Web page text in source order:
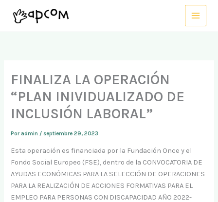
FINALIZA LA OPERACIÓN
“PLAN INIVIDUALIZADO DE
INCLUSIÓN LABORAL”
Poradmin /septiembre 29, 2023
Esta operación es financiada por la Fundación Once y el
Fondo Social Europeo (FSE), dentro de la CONVOCATORIA DE
AYUDAS ECONÓMICAS PARA LA SELECCIÓN DE OPERACIONES
PARA LA REALIZACIÓN DE ACCIONES FORMATIVAS PARA EL
EMPLEO PARA PERSONAS CON DISCAPACIDAD AÑO 2022-